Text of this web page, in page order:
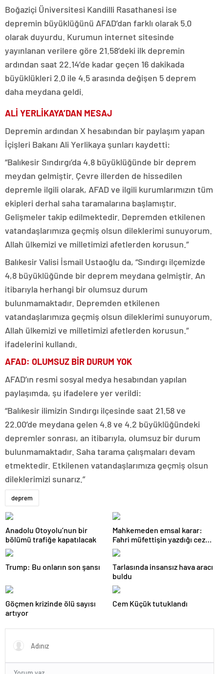
Boğaziçi Üniversitesi Kandilli Rasathanesi ise
depremin büyüklüğünü AFAD’dan farklı olarak 5.0
olarak duyurdu. Kurumun internet sitesinde
yayınlanan verilere göre 21.58’deki ilk depremin
ardından saat 22.14’de kadar geçen 16 dakikada
büyüklükleri 2.0 ile 4.5 arasında değişen 5 deprem
daha meydana geldi.
ALİ YERLİKAYA’DAN MESAJ
Depremin ardından X hesabından bir paylaşım yapan
İçişleri Bakanı Ali Yerlikaya şunları kaydetti:
“Balıkesir Sındırgı’da 4.8 büyüklüğünde bir deprem
meydan gelmiştir. Çevre illerden de hissedilen
depremle ilgili olarak, AFAD ve ilgili kurumlarımızın tüm
ekipleri derhal saha taramalarına başlamıştır.
Gelişmeler takip edilmektedir. Depremden etkilenen
vatandaşlarımıza geçmiş olsun dileklerimi sunuyorum.
Allah ülkemizi ve milletimizi afetlerden korusun.”
Balıkesir Valisi İsmail Ustaoğlu da, “Sındırgı ilçemizde
4,8 büyüklüğünde bir deprem meydana gelmiştir. An
itibarıyla herhangi bir olumsuz durum
bulunmamaktadır. Depremden etkilenen
vatandaşlarımıza geçmiş olsun dileklerimi sunuyorum.
Allah ülkemizi ve milletimizi afetlerden korusun.”
ifadelerini kullandı.
AFAD: OLUMSUZ BİR DURUM YOK
AFAD’ın resmi sosyal medya hesabından yapılan
paylaşımda, şu ifadelere yer verildi:
“Balıkesir ilimizin Sındırgı ilçesinde saat 21.58 ve
22.00’de meydana gelen 4.8 ve 4.2 büyüklüğündeki
depremler sonrası, an itibarıyla, olumsuz bir durum
bulunmamaktadır. Saha tarama çalışmaları devam
etmektedir. Etkilenen vatandaşlarımıza geçmiş olsun
dileklerimizi sunarız.”
deprem
Anadolu Otoyolu’nun bir
bölümü trafiğe kapatılacak
Mahkemeden emsal karar:
Fahri müfettişin yazdığı ceza
iptal edildi
Trump: Bu onların son şansı
Tarlasında insansız hava aracı
buldu
Göçmen krizinde ölü sayısı
artıyor
Cem Küçük tutuklandı